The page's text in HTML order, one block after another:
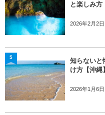
と楽しみ方
2026年2月2日
知らないと
け方【沖縄】
2026年1月6日
5